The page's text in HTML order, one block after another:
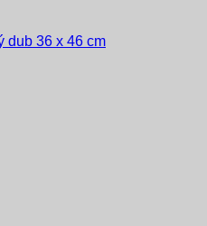
dub 36 x 46 cm